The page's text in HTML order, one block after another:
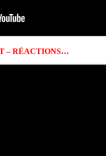
– RÉACTIONS…